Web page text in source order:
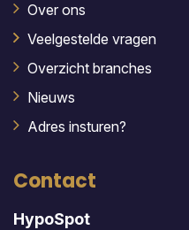
Over ons
Veelgestelde vragen
Overzicht branches
Nieuws
Adres insturen?
Contact
HypoSpot